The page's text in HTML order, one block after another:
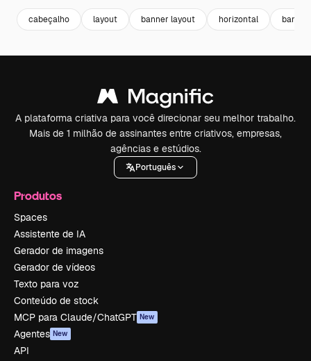
cabeçalho layout banner layout horizontal
A plataforma criativa para você direcionar seu melhor trabalho.
Mais de 1 milhão de assinantes entre criativos, empresas,
agências e estúdios.
Português
Produtos
Spaces
Assistente de IA
Gerador de imagens
Gerador de vídeos
Texto para voz
Conteúdo de stock
MCP para Claude/ChatGPT New
Agentes New
API